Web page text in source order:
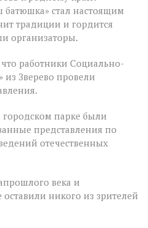
стал настоящим
традиции и гордится
организаторы.
работники Социально-
из Зверево провели
городском парке были
представления по
отечественных
века и
никого из зрителей